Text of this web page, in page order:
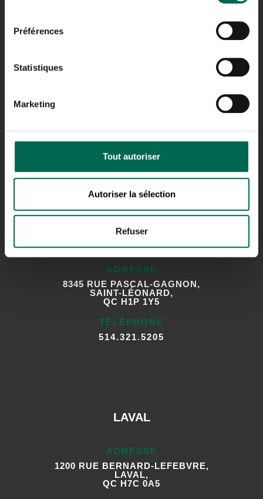
Préférences
Statistiques
Marketing
Tout autoriser
Autoriser la sélection
Refuser
819.822.1677
SAINT-LÉONARD
ADRESSE
8345 RUE PASCAL-GAGNON,
SAINT-LÉONARD,
QC H1P 1Y5
TÉLÉPHONE
514.321.5205
LAVAL
ADRESSE
1200 RUE BERNARD-LEFEBVRE,
LAVAL,
QC H7C 0A5